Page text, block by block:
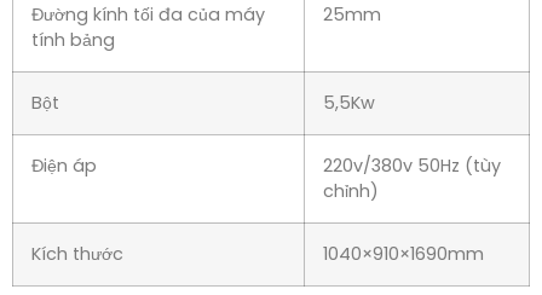
Đường kính tối đa của máy
tính bảng
25mm
Bột 5,5Kw
Điện áp
220v/380v 50Hz (tùy
chỉnh)
Kích thước 1040×910×1690mm